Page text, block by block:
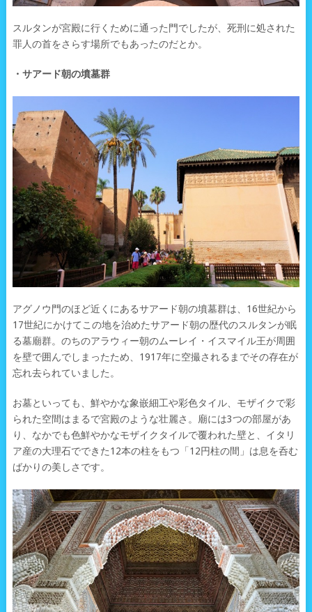
スルタンが宮殿に行くために通った門でしたが、死刑に処された
罪人の首をさらす場所でもあったのだとか。
・サアード朝の墳墓群
アグノウ門のほど近くにあるサアード朝の墳墓群は、16世紀から
17世紀にかけてこの地を治めたサアード朝の歴代のスルタンが眠
る墓廟群。のちのアラウィー朝のムーレイ・イスマイル王が周囲
を壁で囲んでしまったため、1917年に空撮されるまでその存在が
忘れ去られていました。
お墓といっても、鮮やかな象嵌細工や彩色タイル、モザイクで彩
られた空間はまるで宮殿のような壮麗さ。廟には3つの部屋があ
り、なかでも色鮮やかなモザイクタイルで覆われた壁と、イタリ
ア産の大理石でできた12本の柱をもつ「12円柱の間」は息を呑む
ばかりの美しさです。